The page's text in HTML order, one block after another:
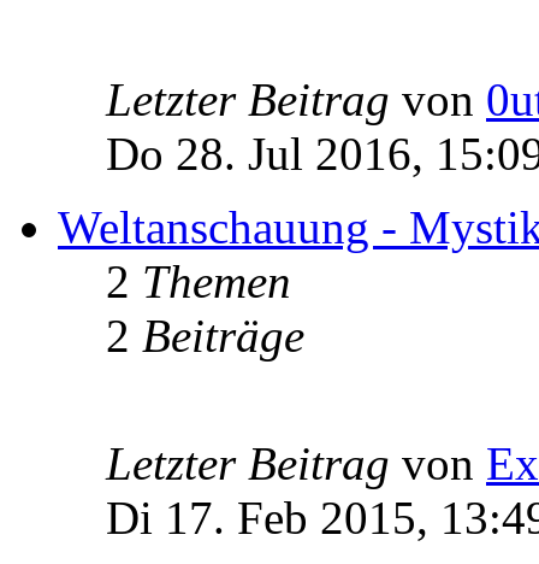
Letzter Beitrag von
Do 28. Jul 2016,
Weltanschauung -
2 Themen
2 Beiträge
Letzter Beitrag von
Di 17. Feb 2015,